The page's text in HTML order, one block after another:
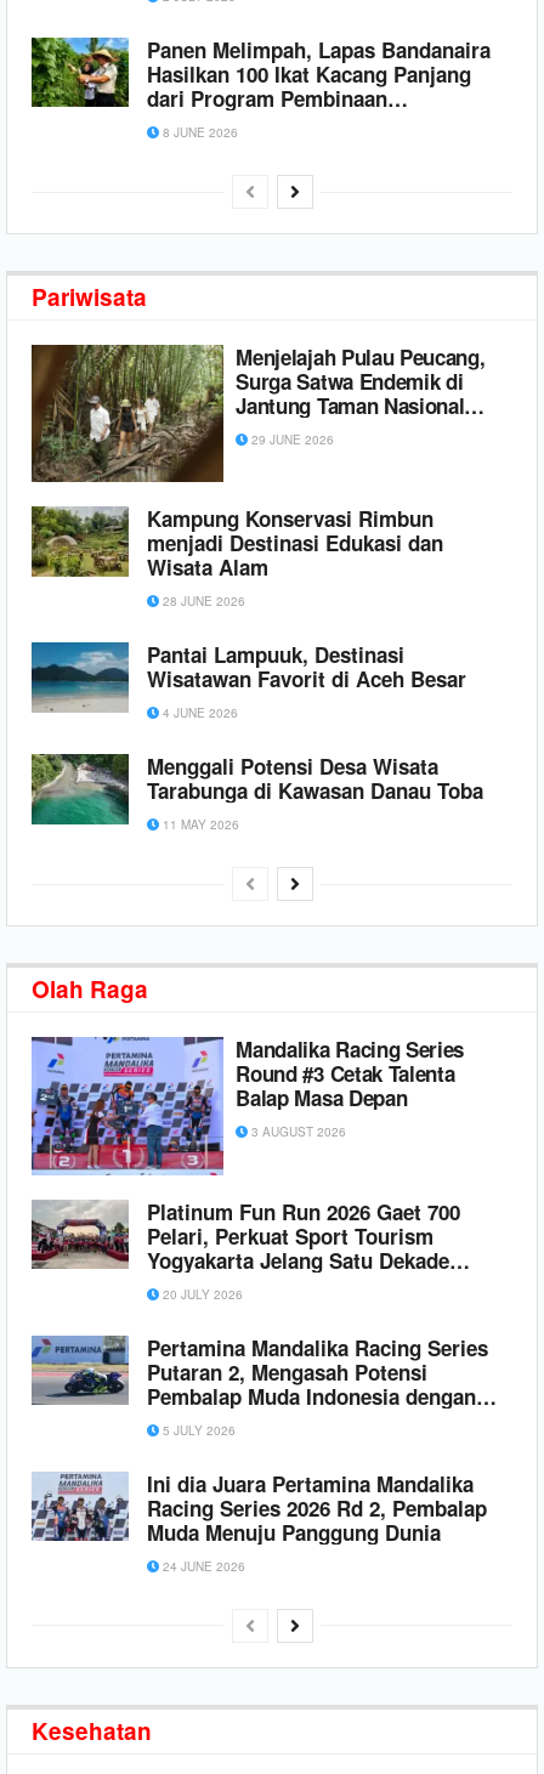
Panen Melimpah, Lapas Bandanaira
Hasilkan 100 Ikat Kacang Panjang
dari Program Pembinaan
Kemandirian di Lahan SAE
8 JUNE 2026
Pariwisata
Menjelajah Pulau Peucang,
Surga Satwa Endemik di
Jantung Taman Nasional
Ujung Kulon
29 JUNE 2026
Kampung Konservasi Rimbun
menjadi Destinasi Edukasi dan
Wisata Alam
28 JUNE 2026
Pantai Lampuuk, Destinasi
Wisatawan Favorit di Aceh Besar
4 JUNE 2026
Menggali Potensi Desa Wisata
Tarabunga di Kawasan Danau Toba
11 MAY 2026
Olah Raga
Mandalika Racing Series
Round #3 Cetak Talenta
Balap Masa Depan
3 AUGUST 2026
Platinum Fun Run 2026 Gaet 700
Pelari, Perkuat Sport Tourism
Yogyakarta Jelang Satu Dekade
Platinum Hotel
20 JULY 2026
Pertamina Mandalika Racing Series
Putaran 2, Mengasah Potensi
Pembalap Muda Indonesia dengan
Regulasi Standar Internasional
5 JULY 2026
Ini dia Juara Pertamina Mandalika
Racing Series 2026 Rd 2, Pembalap
Muda Menuju Panggung Dunia
24 JUNE 2026
Kesehatan